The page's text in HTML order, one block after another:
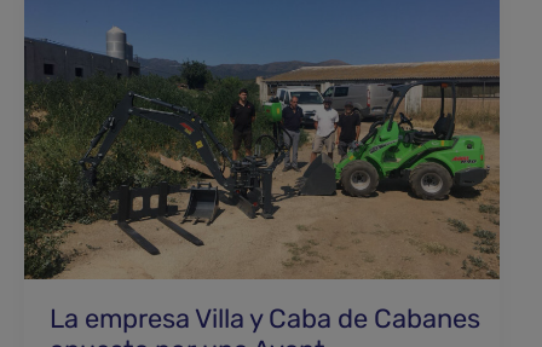
La empresa Villa y Caba de Cabanes
Villa
y
Caba
de
Cabanes
apuesta
por
una
Avant